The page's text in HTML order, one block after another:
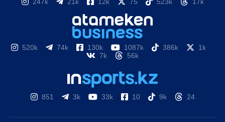
520k 74k 130k 1087k 386k
1k
7k
56k
851 3k 33k 10 9k 24